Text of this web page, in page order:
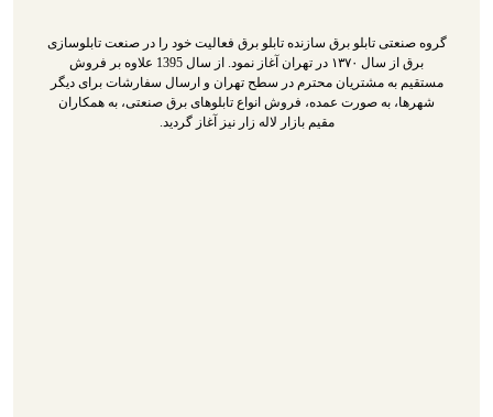
گروه صنعتی تابلو برق سازنده تابلو برق فعالیت خود را در صنعت تابلوسازی
برق از سال ۱۳۷۰ در تهران آغاز نمود. از سال 1395 علاوه بر فروش
مستقیم به مشتریان محترم در سطح تهران و ارسال سفارشات برای دیگر
شهرها، به صورت عمده، فروش انواع تابلوهای برق صنعتی، به همکاران
مقیم بازار لاله زار نیز آغاز گردید.